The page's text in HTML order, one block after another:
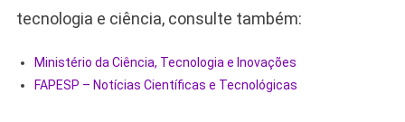
tecnologia e ciência, consulte também:
Ministério da Ciência, Tecnologia e Inovações
FAPESP – Notícias Científicas e Tecnológicas